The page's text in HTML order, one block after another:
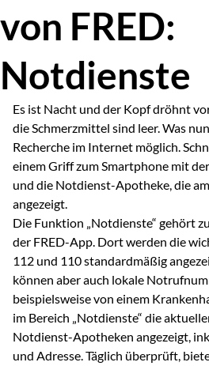
von FRED:
Notdienste
Es ist Nacht und der Kopf dröhnt
die Schmerzmittel sind leer. Was
Recherche im Internet möglich.
einem Griff zum Smartphone mit der
und die Notdienst-Apotheke, die
angezeigt.
Die Funktion „Notdienste“ gehört
der FRED-App. Dort werden die
112 und 110 standardmäßig
können aber auch lokale
beispielsweise von einem
im Bereich „Notdienste“ die
Notdienst-Apotheken angezeigt,
und Adresse. Täglich überprüft,